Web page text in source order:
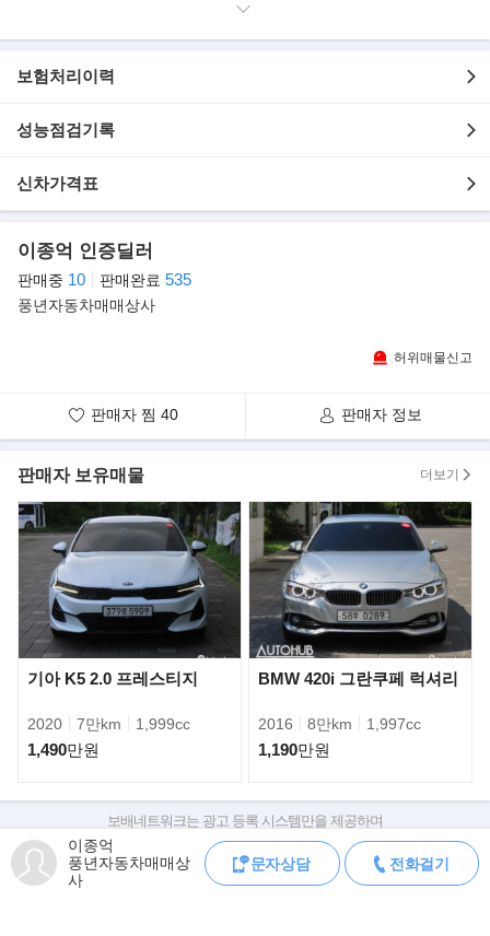
- 차 종 : 기아 타스만 2.5 가솔린 4WD 익스트림
- 색 상 : 흰색
- 차량(추가옵션/장점)상세
- 싱글데커캐노피2패키지
- 드라이브와이즈 150
- 하이테크 95
- 모니터링 120
- 썬루프 50
안녕하세요.
현대캐피탈 제휴 안심매매상사
24년째 풍년자동차를 운영하고있는
대표 이종억 입니다.
현재 보시는 차량은 매입부터 판매까지
직접 관리하고 있는 차량입니다.
100%실매물임을 이름을 걸고 약속드립니다.
알려드립니다
저희 풍년자동차는
박리다매 판매 및
전국 가격경쟁으로 인해,
따라서 중고차 구매시,
정찰제 원칙으로 진행됨을 알려드립니다.
현재 저희매장은
현대캐피탈 제휴매매상사로,
합리적인 금리로 이용하실수있습니다.
ex) 1,000만원 할부시 월평균 납입금
보험처리이력
성능점검기록
신차가격표
이종억 인증딜러
판매중 10 판매완료 535
풍년자동차매매상사
허위매물신고
판매자 찜 40 판매자 정보
판매자 보유매물 더보기
기아 K5 2.0 프레스티지
2020 7만km 1,999cc
1,490만원
BMW 420i 그란쿠페 럭셔리
2016 8만km 1,997cc
1,190만원
이종억
풍년자동차매매상
사
문자상담 전화걸기
보배네트워크는 광고 등록 시스템만을 제공하며
판매자가 직접 등록한 내용에 대한 모든 책임은 판매자에게 있습니다.
차량 구매 시 차량등록증, 성능점검기록부, 실제 차량 상태,
차대번호 조회로 직접 정보를 확인하세요.